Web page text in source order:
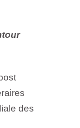
des